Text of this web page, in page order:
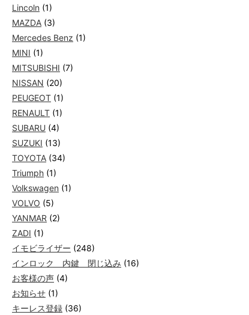
Lincoln (1)
MAZDA (3)
Mercedes Benz (1)
MINI (1)
MITSUBISHI (7)
NISSAN (20)
PEUGEOT (1)
RENAULT (1)
SUBARU (4)
SUZUKI (13)
TOYOTA (34)
Triumph (1)
Volkswagen (1)
VOLVO (5)
YANMAR (2)
ZADI (1)
イモビライザー (248)
インロック 内鍵 閉じ込み (16)
お客様の声 (4)
お知らせ (1)
キーレス登録 (36)